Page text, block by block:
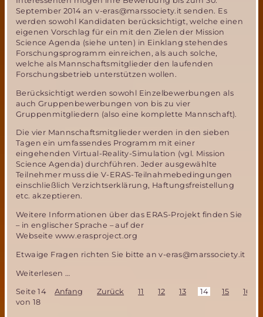
September 2014 an v-eras@marssociety.it senden. Es
werden sowohl Kandidaten berücksichtigt, welche einen
eigenen Vorschlag für ein mit den Zielen der Mission
Science Agenda (siehe unten) in Einklang stehendes
Forschungsprogramm einreichen, als auch solche,
welche als Mannschaftsmitglieder den laufenden
Forschungsbetrieb unterstützen wollen.
Berücksichtigt werden sowohl Einzelbewerbungen als
auch Gruppenbewerbungen von bis zu vier
Gruppenmitgliedern (also eine komplette Mannschaft).
Die vier Mannschaftsmitglieder werden in den sieben
Tagen ein umfassendes Programm mit einer
eingehenden Virtual-Reality-Simulation (vgl. Mission
Science Agenda) durchführen. Jeder ausgewählte
Teilnehmer muss die V-ERAS-Teilnahmebedingungen
einschließlich Verzichtserklärung, Haftungsfreistellung
etc. akzeptieren.
Weitere Informationen über das ERAS-Projekt finden Sie
– in englischer Sprache – auf der
Webseite www.erasproject.org
Etwaige Fragen richten Sie bitte an v-eras@marssociety.it
Weiterlesen …
Society
Seite 14
von 18
Anfang Zurück 11 12 13 14 15 16